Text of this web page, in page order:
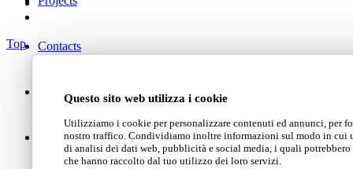
Questo sito web utilizza i cookie
Utilizziamo i cookie per personalizzare contenuti ed annunci, per
nostro traffico. Condividiamo inoltre informazioni sul modo in cui
di analisi dei dati web, pubblicità e social media, i quali
che hanno raccolto dal tuo utilizzo dei loro servizi.
Contacts
Top